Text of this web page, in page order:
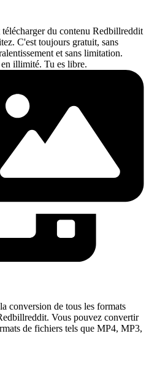
du contenu Redbillreddit
C'est toujours gratuit, sans
et sans limitation.
illimité. Tu es libre.
conversion de tous les formats
Vous pouvez convertir
de fichiers tels que MP4, MP3,